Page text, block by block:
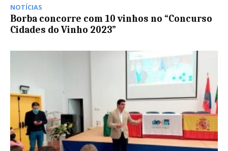
NOTÍCIAS
Borba concorre com 10 vinhos no “Concurso
Cidades do Vinho 2023”